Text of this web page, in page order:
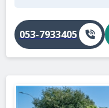
053-7933405